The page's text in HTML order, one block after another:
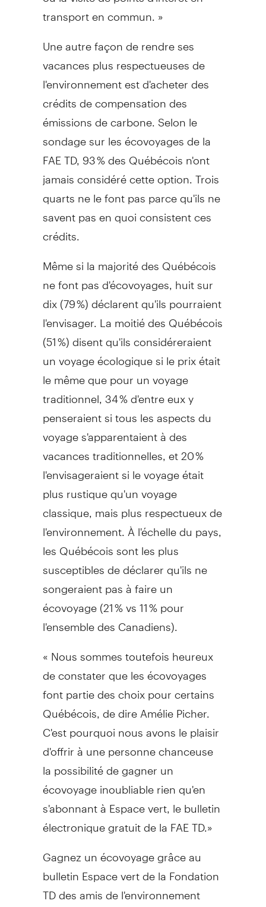
transport en commun. »
Une autre façon de rendre ses
vacances plus respectueuses de
l'environnement est d'acheter des
crédits de compensation des
émissions de carbone. Selon le
sondage sur les écovoyages de la
FAE TD, 93 % des Québécois n'ont
jamais considéré cette option. Trois
quarts ne le font pas parce qu'ils ne
savent pas en quoi consistent ces
crédits.
Même si la majorité des Québécois
ne font pas d'écovoyages, huit sur
dix (79 %) déclarent qu'ils pourraient
l'envisager. La moitié des Québécois
(51 %) disent qu'ils considéreraient
un voyage écologique si le prix était
le même que pour un voyage
traditionnel, 34 % d'entre eux y
penseraient si tous les aspects du
voyage s'apparentaient à des
vacances traditionnelles, et 20 %
l'envisageraient si le voyage était
plus rustique qu'un voyage
classique, mais plus respectueux de
l'environnement. À l'échelle du pays,
les Québécois sont les plus
susceptibles de déclarer qu'ils ne
songeraient pas à faire un
écovoyage (21 % vs 11 % pour
l'ensemble des Canadiens).
« Nous sommes toutefois heureux
de constater que les écovoyages
font partie des choix pour certains
Québécois, de dire Amélie Picher.
C'est pourquoi nous avons le plaisir
d'offrir à une personne chanceuse
la possibilité de gagner un
écovoyage inoubliable rien qu'en
s'abonnant à Espace vert, le bulletin
électronique gratuit de la FAE TD.»
Gagnez un écovoyage grâce au
bulletin Espace vert de la Fondation
TD des amis de l'environnement